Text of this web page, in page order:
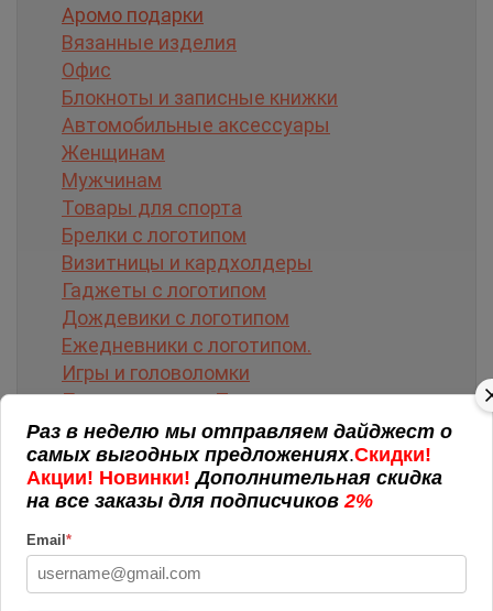
Аромо подарки
Вязанные изделия
Офис
Блокноты и записные книжки
Автомобильные аксессуары
Женщинам
Мужчинам
Товары для спорта
Брелки с логотипом
Визитницы и кардхолдеры
Гаджеты с логотипом
Дождевики с логотипом
Ежедневники с логотипом.
Игры и головоломки
Подарки детям. Творчество
Очки солнцезащитные
Настольные календари
Подарочные наборы
Деловые подарки
Мерч. Одежда с логотипом
Путешествия
Электроника
Раз в неделю мы отправляем дайджест о
самых выгодных предложениях.Скидки!
Акции! Новинки!Дополнительная скидка
на все заказы для подписчиков 2%
Email *